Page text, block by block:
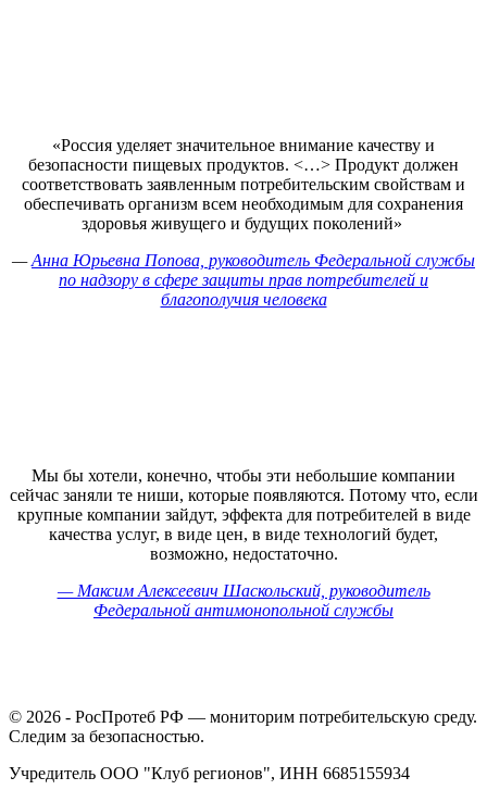
«Россия уделяет значительное внимание качеству и
безопасности пищевых продуктов. <…> Продукт должен
соответствовать заявленным потребительским свойствам и
обеспечивать организм всем необходимым для сохранения
здоровья живущего и будущих поколений»
—Анна Юрьевна Попова, руководитель Федеральной службы
по надзору в сфере защиты прав потребителей и
благополучия человека
Мы бы хотели, конечно, чтобы эти небольшие компании
сейчас заняли те ниши, которые появляются. Потому что, если
крупные компании зайдут, эффекта для потребителей в виде
качества услуг, в виде цен, в виде технологий будет,
возможно, недостаточно.
— Максим Алексеевич Шаскольский, руководитель
Федеральной антимонопольной службы
© 2026 - РосПротеб РФ — мониторим потребительскую среду.
Следим за безопасностью.
Учредитель ООО "Клуб регионов", ИНН 6685155934